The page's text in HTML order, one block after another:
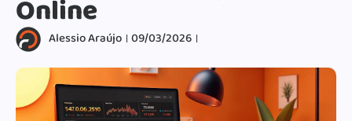
Online
Alessio Araújo 09/03/2026